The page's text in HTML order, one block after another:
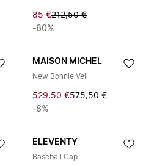
85 €212,50 €
-60%
MAISON MICHEL
New Bonnie Veil
529,50 €575,50 €
-8%
ELEVENTY
Baseball Cap